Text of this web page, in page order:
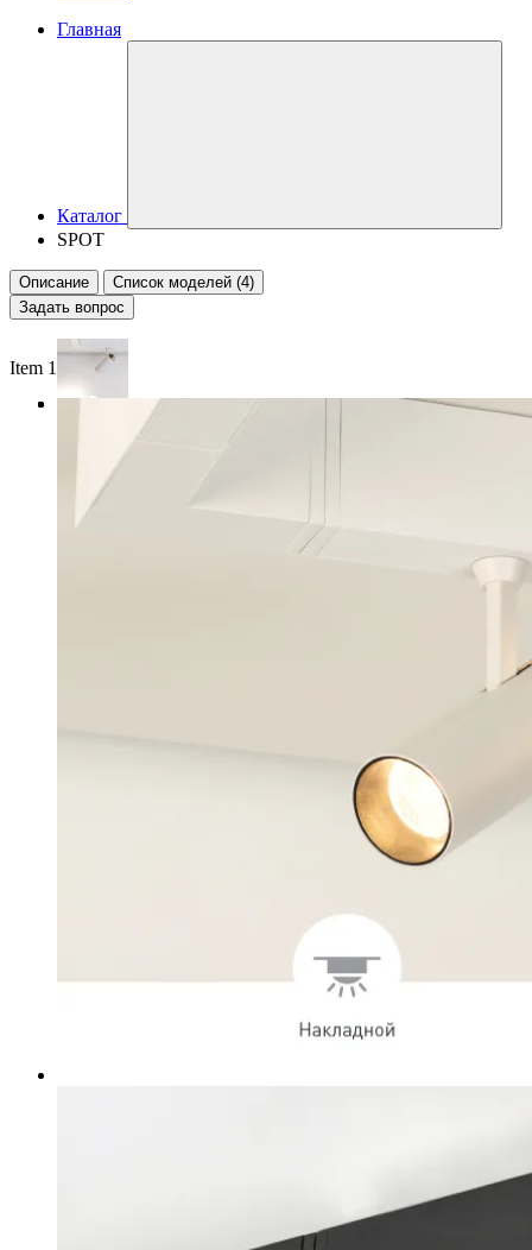
Главная
Каталог
SPOT
Описание
Список моделей (4)
Задать вопрос
Item 1 of 3